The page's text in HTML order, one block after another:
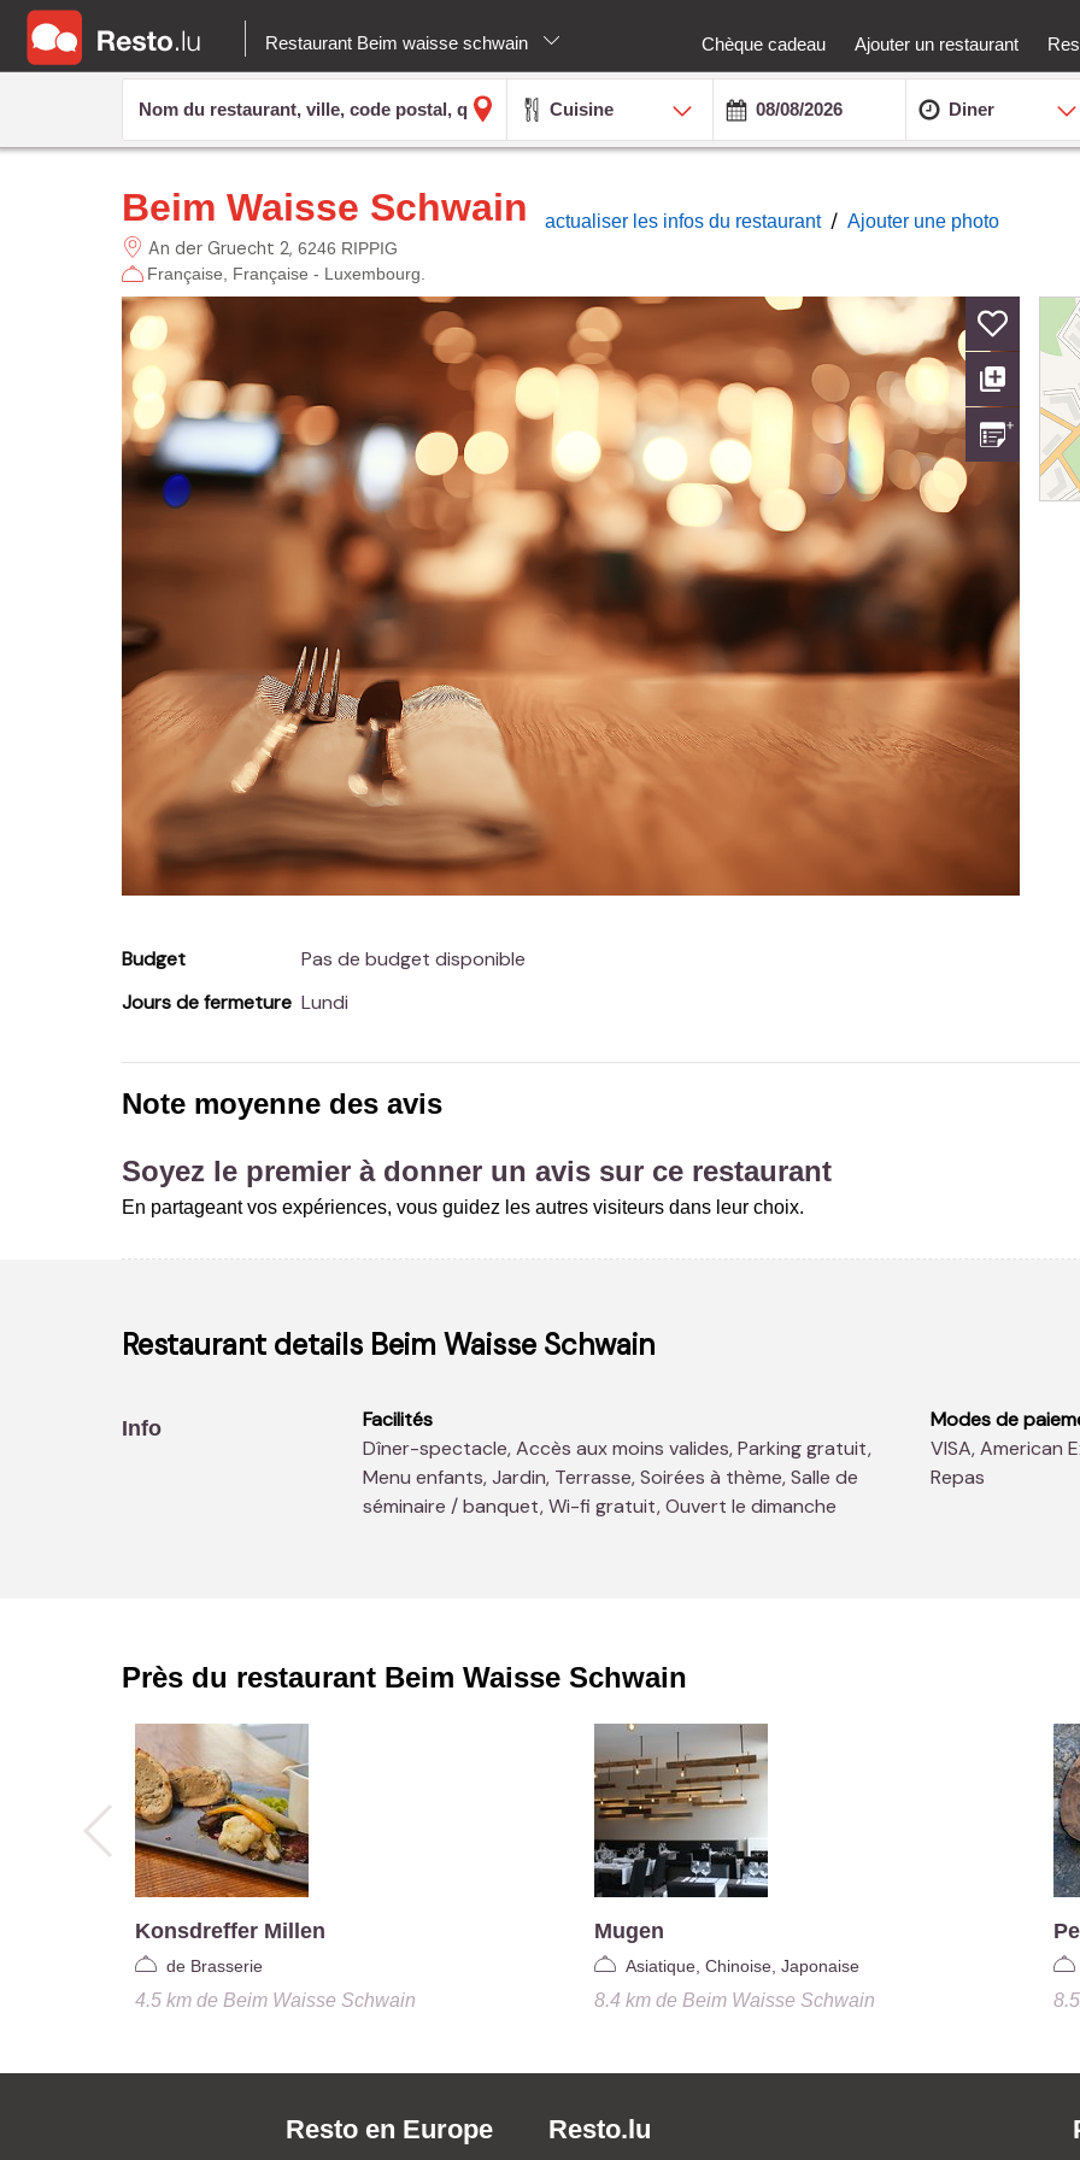
Restaurant Beim waisse schwain Chèque cadeau Ajouter un restaurant
Cuisine Diner
Beim Waisse Schwain actualiser les infos du restaurant / Ajouter une photo
An der Gruecht 2 6246 RIPPIG
Française
Française - Luxembourg.
Budget
Pas de budget disponible
Jours de fermeture
Lundi
Note moyenne des avis
Soyez le premier à donner un avis sur ce restaurant
En partageant vos expériences, vous guidez les autres visiteurs dans leur choix.
Restaurant details Beim Waisse Schwain
Info
Facilités
Dîner-spectacle, Accès aux moins valides, Parking gratuit,
Menu enfants, Jardin, Terrasse, Soirées à thème, Salle de
séminaire / banquet, Wi-fi gratuit, Ouvert le dimanche
Modes de
VISA, American Express, MasterCard, Ticket Restaurant, Cheque
Repas
Près du restaurant Beim Waisse Schwain
Konsdreffer Millen
de Brasserie
4.5 kmde Beim Waisse Schwain
Mugen
Asiatique, Chinoise, Japonaise
8.4 kmde Beim Waisse Schwain
Resto en Europe Resto.lu